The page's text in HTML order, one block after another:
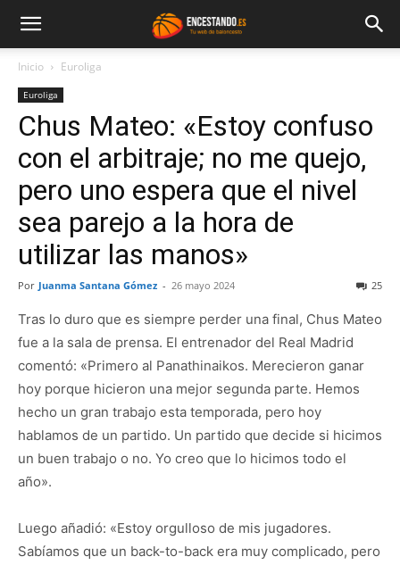
Inicio Euroliga
Euroliga
Chus Mateo: «Estoy confuso
con el arbitraje; no me quejo,
pero uno espera que el nivel
sea parejo a la hora de
utilizar las manos»
Por Juanma Santana Gómez - 26 mayo 2024 25
Tras lo duro que es siempre perder una final, Chus Mateo
fue a la sala de prensa. El entrenador del Real Madrid
comentó: «Primero al Panathinaikos. Merecieron ganar
hoy porque hicieron una mejor segunda parte. Hemos
hecho un gran trabajo esta temporada, pero hoy
hablamos de un partido. Un partido que decide si hicimos
un buen trabajo o no. Yo creo que lo hicimos todo el
año».
Luego añadió: «Estoy orgulloso de mis jugadores.
Sabíamos que un back-to-back era muy complicado, pero